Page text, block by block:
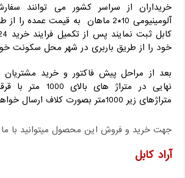
خریداران از سراسر کشور می توانند
آلومینیومی 10*2 ماهان به قیمت عمده
خود را از طریق باربری در شهر محل سکونت
بعد از مراحل پیش فاکتور و خرید
نهایی در متراژ
متراژهای زیر 1000متر بصورت کلاف ارسال خواهد شد.
جهت خرید و فروش این محصول میتوانید با ما
آراد کابل